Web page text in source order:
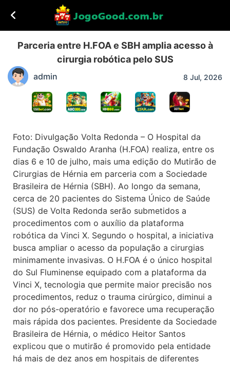
Parceria entre H.FOA e SBH amplia acesso à
cirurgia robótica pelo SUS
admin 8 Jul, 2026
Foto: Divulgação Volta Redonda – O Hospital da
Fundação Oswaldo Aranha (H.FOA) realiza, entre os
dias 6 e 10 de julho, mais uma edição do Mutirão de
Cirurgias de Hérnia em parceria com a Sociedade
Brasileira de Hérnia (SBH). Ao longo da semana,
cerca de 20 pacientes do Sistema Único de Saúde
(SUS) de Volta Redonda serão submetidos a
procedimentos com o auxílio da plataforma
robótica da Vinci X. Segundo o hospital, a iniciativa
busca ampliar o acesso da população a cirurgias
minimamente invasivas. O H.FOA é o único hospital
do Sul Fluminense equipado com a plataforma da
Vinci X, tecnologia que permite maior precisão nos
procedimentos, reduz o trauma cirúrgico, diminui a
dor no pós-operatório e favorece uma recuperação
mais rápida dos pacientes. Presidente da Sociedade
Brasileira de Hérnia, o médico Heitor Santos
explicou que o mutirão é promovido pela entidade
há mais de dez anos em hospitais de diferentes